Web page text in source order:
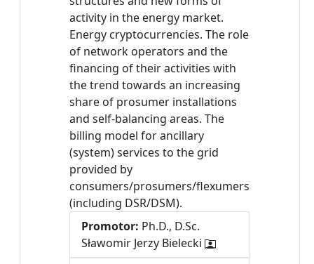
activity in the energy market.
Energy cryptocurrencies. The role
of network operators and the
financing of their activities with
the trend towards an increasing
share of prosumer installations
and self-balancing areas. The
billing model for ancillary
(system) services to the grid
provided by
consumers/prosumers/flexumers
(including DSR/DSM).
Promotor: Ph.D., D.Sc.
Sławomir Jerzy Bielecki